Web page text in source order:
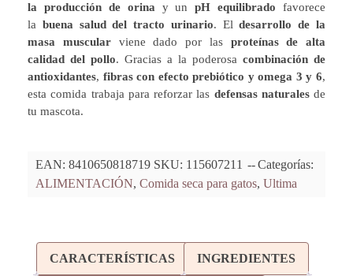
la producción de orina y unpH equilibrado favorece
la buena salud del tracto urinario. Eldesarrollo de la
masa muscularviene dado por las proteínas de alta
calidad del pollo. Gracias a la poderosa combinación de
antioxidantes, fibras con efecto prebiótico y omega 3 y 6,
esta comida trabaja para reforzar las defensas naturalesde
tu mascota.
EAN: 8410650818719 SKU: 115607211
Categorías:
ALIMENTACIÓN, Comida seca para gatos, Ultima
CARACTERÍSTICAS INGREDIENTES